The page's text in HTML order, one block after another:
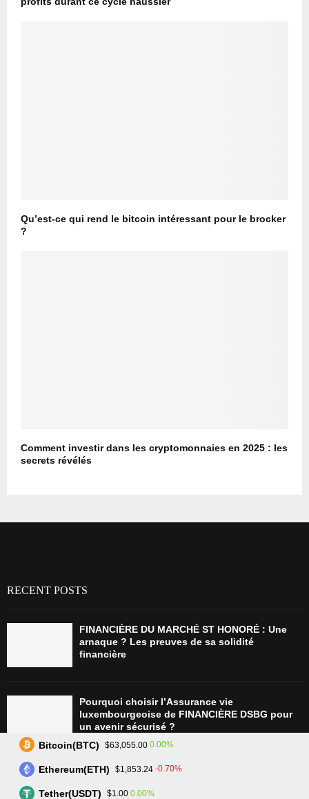
Qu’est-ce qui rend le bitcoin intéressant pour le brocker
?
Comment investir dans les cryptomonnaies en 2025 : les
secrets révélés
RECENT POSTS
FINANCIÈRE DU MARCHÉ ST HONORÉ : Une
arnaque ? Les preuves de sa solidité
financière
Pourquoi choisir l’Assurance vie
luxembourgeoise de FINANCIÈRE DSBG pour
un avenir sécurisé ?
Tradez plus intelligemment avec Assetarion :
Bitcoin(BTC) $63,055.00 0.00%
Ethereum(ETH) $1,853.24 -0.70%
Tether(USDT) $1.00 0.00%